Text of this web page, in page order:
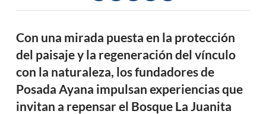
Con una mirada puesta en la protección
del paisaje y la regeneración del vínculo
con la naturaleza, los fundadores de
Posada Ayana impulsan experiencias que
invitan a repensar el Bosque La Juanita